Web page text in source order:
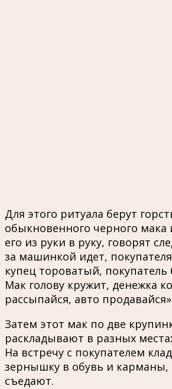
Для этого ритуала берут
обыкновенного черного мака
его из руки в руку, говорят
за машинкой идет,
купец тороватый, покупатель
Мак голову кружит, денежка
рассыпайся, авто
Затем этот мак по две
раскладывают в разных
На встречу с покупателем
зернышку в обувь и
съедают.